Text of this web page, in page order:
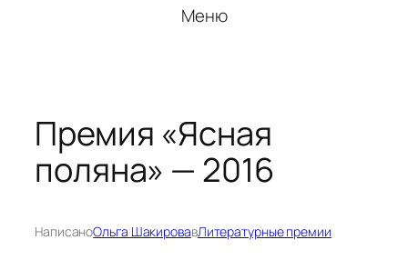
Меню
Премия «Ясная
поляна» — 2016
НаписаноОльга ШакировавЛитературные премии